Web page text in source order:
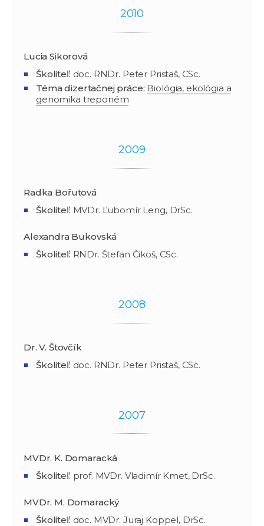
2010
Lucia Sikorová
Školiteľ: doc. RNDr. Peter Pristaš, CSc.
Téma dizertačnej práce: Biológia, ekológia a
genomika treponém
2009
Radka Bořutová
Školiteľ: MVDr. Ľubomír Leng, DrSc.
Alexandra Bukovská
Školiteľ: RNDr. Štefan Čikoš, CSc.
2008
Dr. V. Štovčík
Školiteľ: doc. RNDr. Peter Pristaš, CSc.
2007
MVDr. K. Domaracká
Školiteľ: prof. MVDr. Vladimír Kmeť, DrSc.
MVDr. M. Domaracký
Školiteľ: doc. MVDr. Juraj Koppel, DrSc.